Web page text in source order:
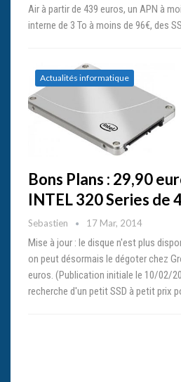
Air à partir de 439 euros, un APN à
interne de 3 To à moins de 96€, des
Actualités informatique
Bons Plans : 29,90
INTEL 320 Series de
Sebastien 17 Mar, 2014
Mise à jour : le disque n'est plus
on peut désormais le dégoter chez
euros. (Publication initiale le 10/02/
recherche d'un petit SSD à petit prix